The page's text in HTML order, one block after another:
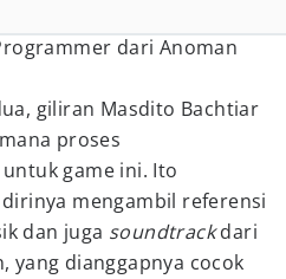
dari Anoman
giliran Masdito Bachtiar
proses
game ini. Ito
mengambil referensi
dan juga soundtrackdari
yang dianggapnya cocok